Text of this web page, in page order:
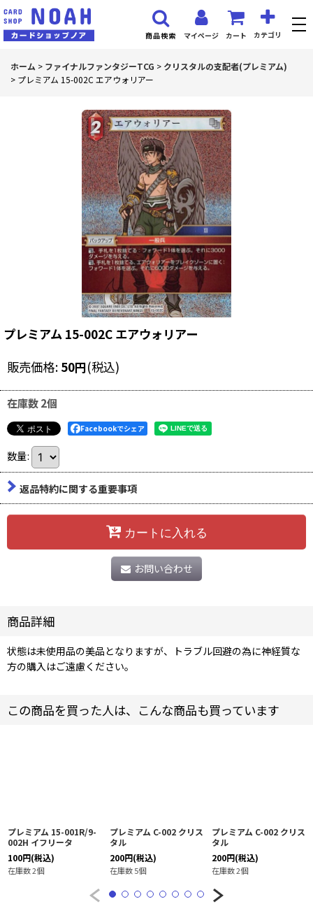
マイページ カート カテゴリ
商品検索
ホーム > ファイナルファンタジーTCG > クリスタルの支配者(プレミアム)
> プレミアム 15-002C エアウォリアー
プレミアム 15-002C エアウォリアー
販売価格: 50円(税込)
在庫数 2個
Facebookでシェア
数量:
返品特約に関する重要事項
カートに入れる
お問い合わせ
商品詳細
状態は未使用品の美品となりますが、トラブル回避の為に神経質な
方の購入はご遠慮ください。
この商品を買った人は、こんな商品も買っています
プレミアム 15-001R/9-
002H イフリータ
100円(税込)
在庫数 2個
プレミアム C-002 クリス
タル
200円(税込)
在庫数 5個
プレミアム C-002 クリス
タル
200円(税込)
在庫数 2個